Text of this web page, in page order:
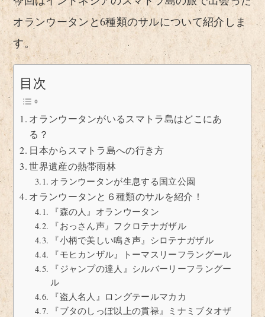
オランウータンと6種類のサルについて紹介しま
す。
目次
オランウータンがいるスマトラ島はどこにあ
る？
日本からスマトラ島への行き方
世界遺産の熱帯雨林
オランウータンが生息する国立公園
オランウータンと６種類のサルを紹介！
『森の人』オランウータン
『おっさん声』フクロテナガザル
『小柄で美しい鳴き声』シロテナガザル
『モヒカンザル』トーマスリーフラングール
『ジャンプの達人』シルバーリーフラングー
ル
『盗人名人』ロングテールマカカ
『ブタのしっぽ以上の貫禄』ミナミブタオザ